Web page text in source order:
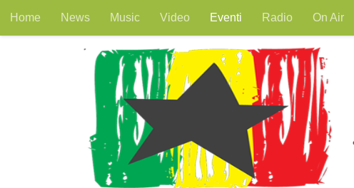
Salta al contenuto
Home News Music Video Eventi Radio On Air